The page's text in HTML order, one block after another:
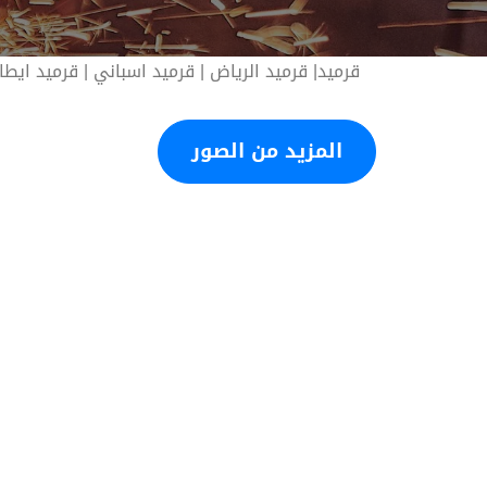
‫قرميد| قرميد الرياض | قرميد اسباني | قرميد
المزيد من الصور